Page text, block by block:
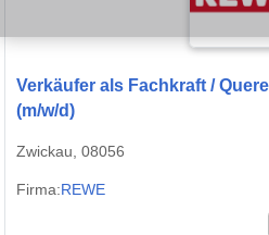
Verkäufer als Fachkraft /
(m/w/d)
Zwickau, 08056
Firma:REWE